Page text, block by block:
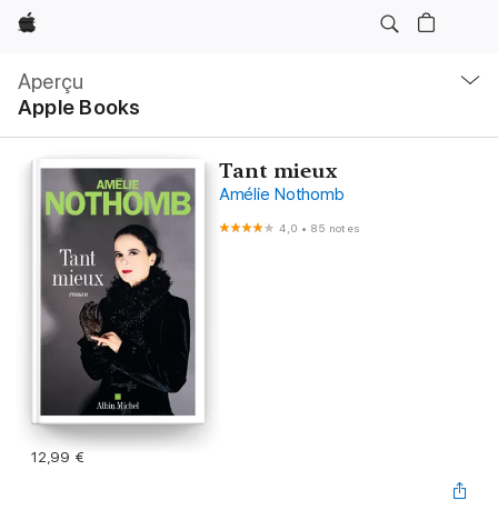
Apple
Aperçu
Apple Books
locale
Ouvrir
menu
Tant mieux
Amélie Nothomb
4,0 • 85 notes
12,99 €